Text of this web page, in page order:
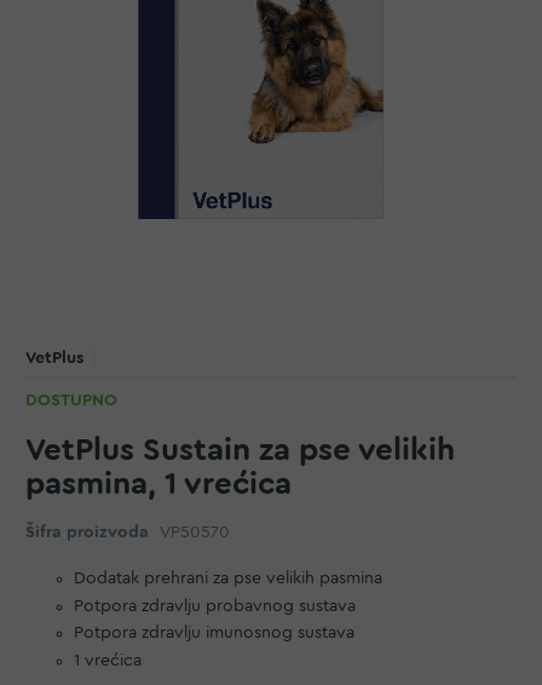
VetPlus
DOSTUPNO
VetPlus Sustain za pse velikih
pasmina, 1 vrećica
Šifra proizvoda VP50570
Dodatak prehrani za pse velikih pasmina
Potpora zdravlju probavnog sustava
Potpora zdravlju imunosnog sustava
1 vrećica